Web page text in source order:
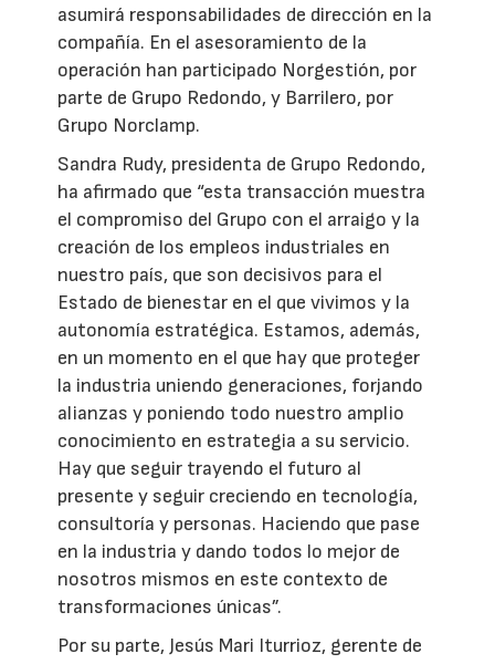
asumirá responsabilidades de dirección en la
compañía. En el asesoramiento de la
operación han participado Norgestión, por
parte de Grupo Redondo, y Barrilero, por
Grupo Norclamp.
Sandra Rudy, presidenta de Grupo Redondo,
ha afirmado que “esta transacción muestra
el compromiso del Grupo con el arraigo y la
creación de los empleos industriales en
nuestro país, que son decisivos para el
Estado de bienestar en el que vivimos y la
autonomía estratégica. Estamos, además,
en un momento en el que hay que proteger
la industria uniendo generaciones, forjando
alianzas y poniendo todo nuestro amplio
conocimiento en estrategia a su servicio.
Hay que seguir trayendo el futuro al
presente y seguir creciendo en tecnología,
consultoría y personas. Haciendo que pase
en la industria y dando todos lo mejor de
nosotros mismos en este contexto de
transformaciones únicas”.
Por su parte, Jesús Mari Iturrioz, gerente de